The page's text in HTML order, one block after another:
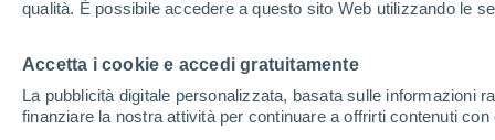
qualità. È possibile accedere a questo sito Web utilizzando le
Accetta i cookie e accedi gratuitamente
La pubblicità digitale personalizzata, basata sulle informazioni
finanziare la nostra attività per continuare a offrirti contenuti
Home Stati Uniti Stato del Minnesota